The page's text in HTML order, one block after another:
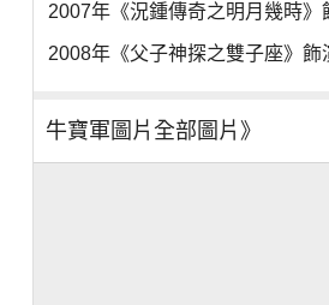
2007年《況鍾傳奇之明月幾時》
2008年《父子神探之雙子座》飾
牛寶軍圖片全部圖片》